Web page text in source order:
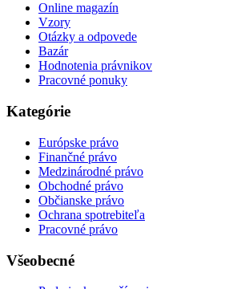
Online magazín
Vzory
Otázky a odpovede
Bazár
Hodnotenia právnikov
Pracovné ponuky
Kategórie
Európske právo
Finančné právo
Medzinárodné právo
Obchodné právo
Občianske právo
Ochrana spotrebiteľa
Pracovné právo
Všeobecné